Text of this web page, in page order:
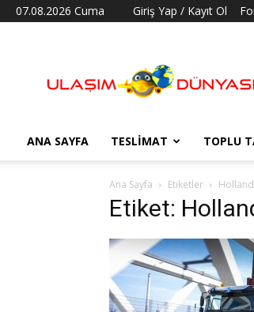
07.08.2026 Cuma Giriş Yap / Kayıt Ol
Dünyası
ANA SAYFA TESLIMAT TOPLU
Ana Sayfa Etiketler
Etiket: